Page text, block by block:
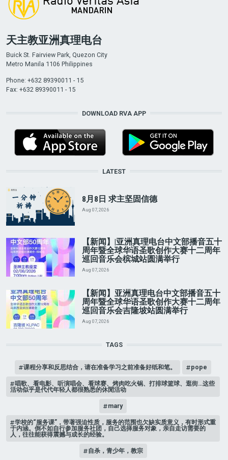
天主教亚洲真理电台
Buick St. Fairview Park, Quezon City
Metro Manila 1106 Philippines
Phone: +632 89390011 - 15
Fax: +632 89390011 - 15
DOWNLOAD RVA APP
LATEST
8月8日 求主坚固信德
Aug 07, 2026
【新闻】|亚洲真理电台中文部播音五十
周年暨全球华语圣歌创作大赛十二周年
巡回音乐会槟城站圆满举行
Aug 07, 2026
【新闻】亚洲真理电台中文部播音五十
周年暨全球华语圣歌创作大赛十二周年
巡回音乐会吉隆坡站圆满举行
Aug 07, 2026
TAGS
课程分享和反思结合，请在准备学习之前准备好纸和笔。 pope
唱歌、看电影、听演唱会、看球赛、烤肉吃火锅、打排球篮球、逛街…这些
活动似乎是代代年轻人都很熟悉的休閒活动
mary
学校的“服务课”，带著强迫性质，服务的范围也欠缺实质意义，有时形式重
于内涵。倒不如自行参加服务社团，自己选择服务对象，亲自走访需要的
人，往往能获得震撼与成长的经验。
自杀，青少年，教宗